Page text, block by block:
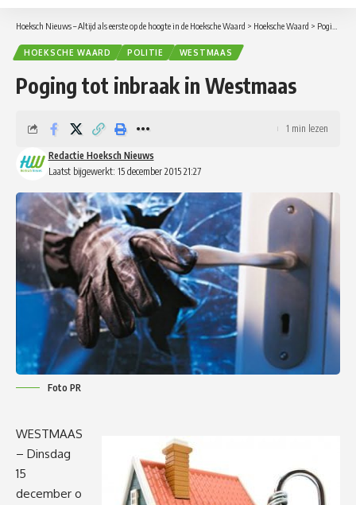
Hoeksch Nieuws – Altijd als eerste op de hoogte in de Hoeksche Waard > Hoeksche Waard > Poging tot inbraak in Westmaas
HOEKSCHE WAARD POLITIE WESTMAAS
Poging tot inbraak in Westmaas
Laatst bijgewerkt: 15 december 2015 21:27
Redactie Hoeksch Nieuws
1 min lezen
Foto PR
WESTMAAS
– Dinsdag
15
december o